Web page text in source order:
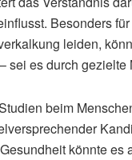
Besonders
leiden,
sei es durch
beim
könnte